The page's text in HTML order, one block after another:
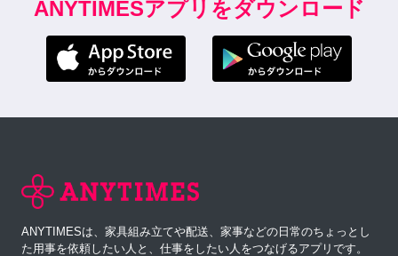
ANYTIMESアプリをダウンロード
ANYTIMESは、家具組み立てや配送、家事などの日常のちょっとし
た用事を依頼したい人と、仕事をしたい人をつなげるアプリです。